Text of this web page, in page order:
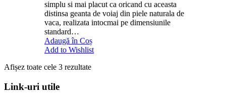
simplu si mai placut ca oricand cu aceasta
distinsa geanta de voiaj din piele naturala de
vaca, realizata intocmai pe dimensiunile
standard…
Adaugă în Coș
Add to Wishlist
Afișez toate cele 3 rezultate
Link-uri utile